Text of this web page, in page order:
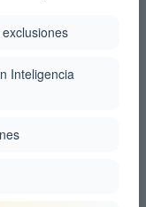
Inteligencia